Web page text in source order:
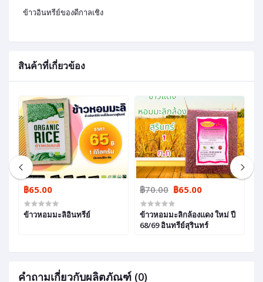
ข้าวอินทรีย์ของดีกาลเชิง
สินค้าที่เกี่ยวข้อง
฿65.00
ข้าวหอมมะลิอินทรีย์
฿70.00 ฿65.00
ข้าวหอมมะลิกล้องแดง ใหม่ ปี
68/69 อินทรีย์สุรินทร์
คำถามเกี่ยวกับผลิตภัณฑ์ (0)